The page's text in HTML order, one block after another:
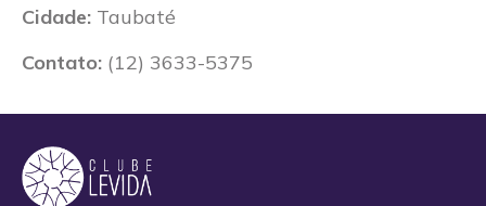
Cidade: Taubaté
Contato: (12) 3633-5375